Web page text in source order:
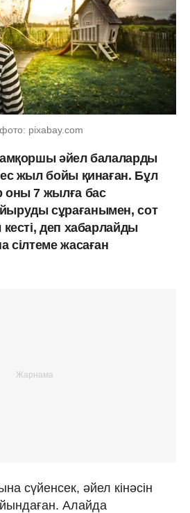
фото: pixabay.com
әйел балаларды
жыл бойы қинаған. Бұл
оны 7 жылға бас
сұрағанымен, сот
деп хабарлайды
сілтеме жасаған
сүйенсек, әйел кінәсін
Алайда